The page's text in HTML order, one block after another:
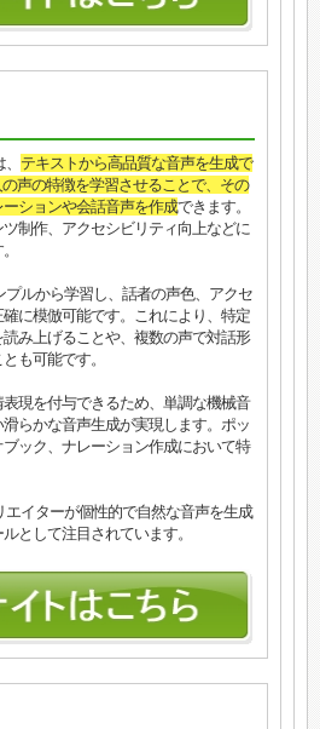
テキストから高品質な音声を生成で
声の特徴を学習させることで、その
ションや会話音声を作成できます。
制作、アクセシビリティ向上などに
プルから学習し、話者の声色、アクセ
に模倣可能です。これにより、特定
み上げることや、複数の声で対話形
も可能です。
現を付与できるため、単調な機械音
らかな音声生成が実現します。ポッ
ブック、ナレーション作成において特
エイターが個性的で自然な音声を生成
として注目されています。